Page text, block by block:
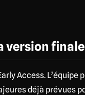
version finale
Access. L’équipe
déjà prévues